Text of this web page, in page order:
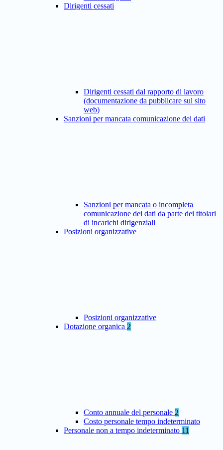
Dirigenti cessati
Dirigenti cessati dal rapporto di lavoro
(documentazione da pubblicare sul sito
web)
Sanzioni per mancata comunicazione dei dati
Sanzioni per mancata o incompleta
comunicazione dei dati da parte dei titolari
di incarichi dirigenziali
Posizioni organizzative
Posizioni organizzative
Dotazione organica 2
Conto annuale del personale 2
Costo personale tempo indeterminato
Personale non a tempo indeterminato 11